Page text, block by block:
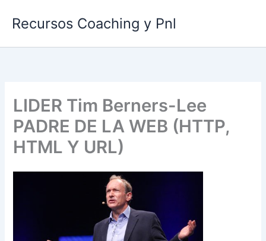
Recursos Coaching y Pnl
LIDER Tim Berners-Lee
PADRE DE LA WEB (HTTP,
HTML Y URL)